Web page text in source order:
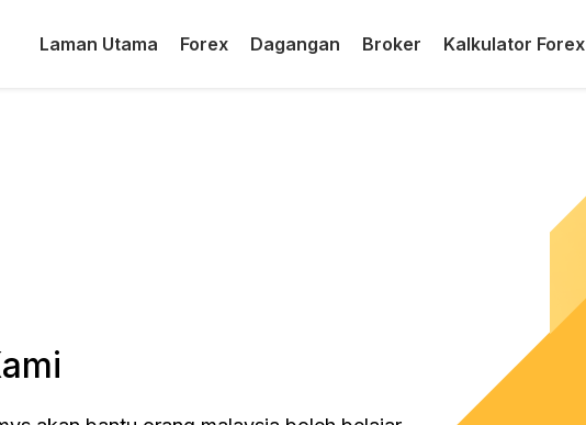
Laman Utama Forex Dagangan Broker Kalkulator Forex